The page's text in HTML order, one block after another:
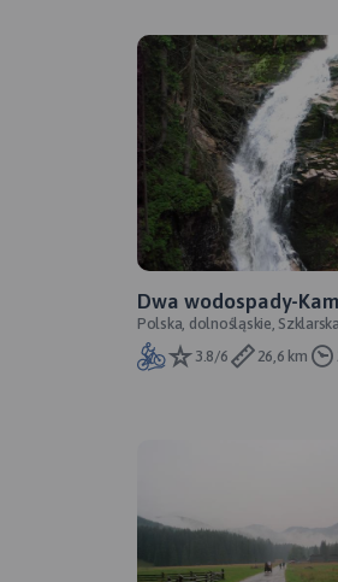
Dwa wodospady-
Szklarka
Polska, dolnośląskie,
3.8/6
26,6 km